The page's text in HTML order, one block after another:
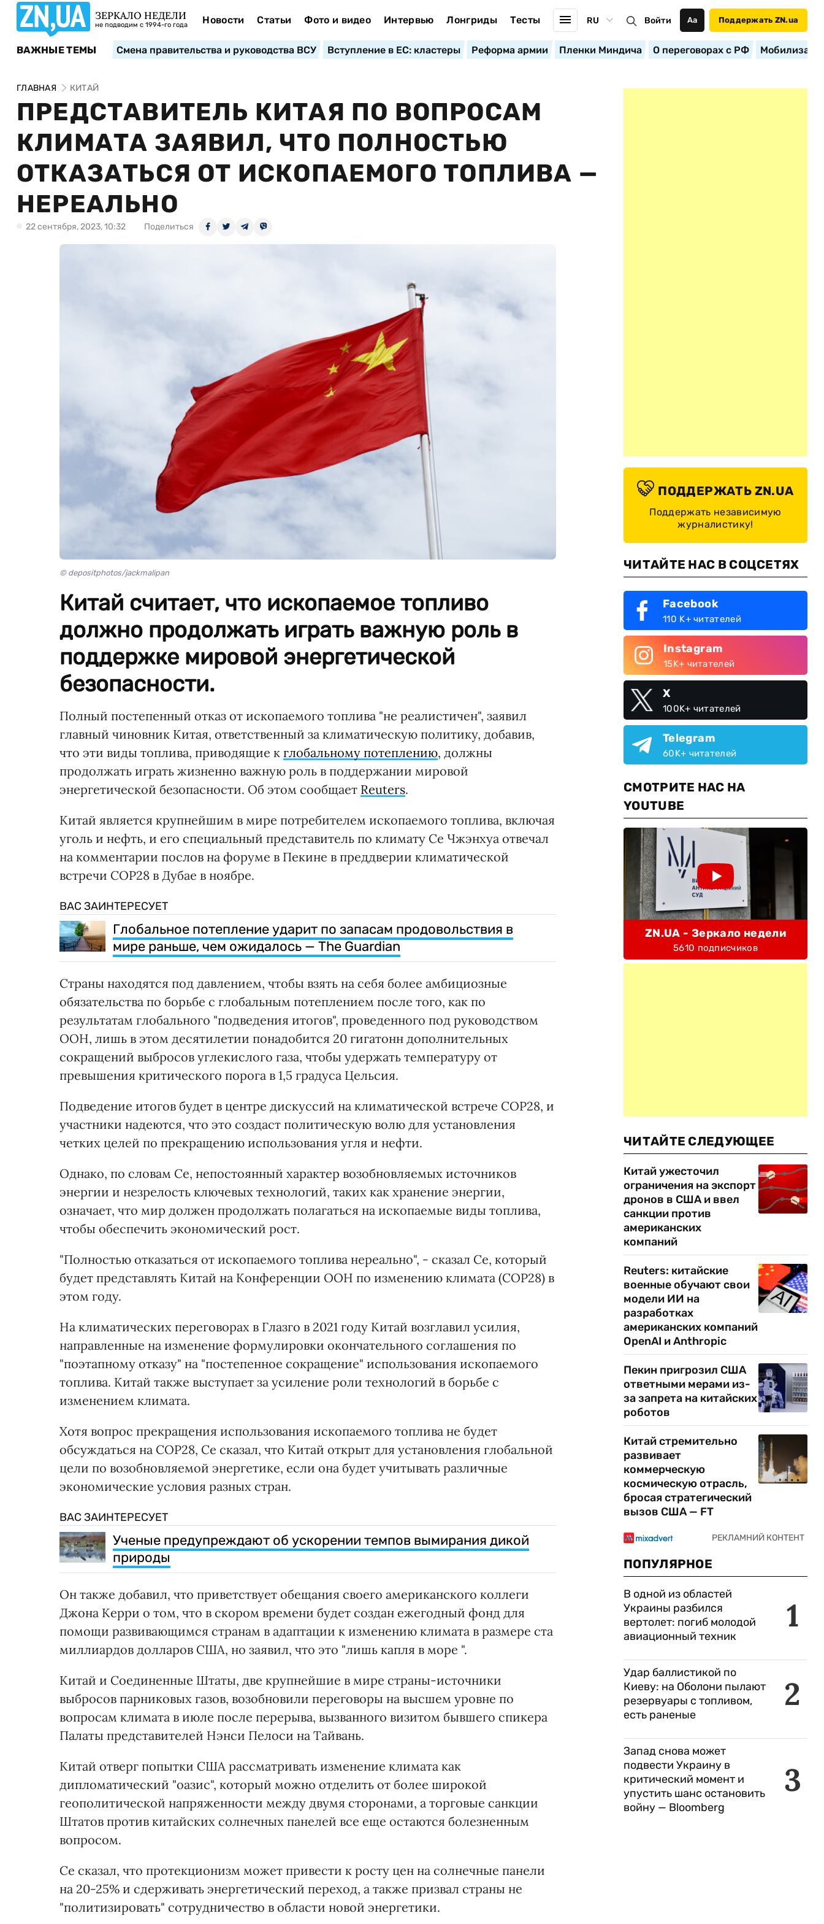
ЗЕРКАЛО НЕДЕЛИ
не подводим с 1994-го года Новости Статьи Фото и видео Интервью Лонгриды Тесты RU Войти Аа Поддержать ZN.ua
ВАЖНЫЕ ТЕМЫ Смена правительства и руководства ВСУ Вступление в ЕС: кластеры Реформа армии Пленки Миндича О переговорах с РФ
ГЛАВНАЯ КИТАЙ
ПРЕДСТАВИТЕЛЬ КИТАЯ ПО ВОПРОСАМ
КЛИМАТА ЗАЯВИЛ, ЧТО ПОЛНОСТЬЮ
ОТКАЗАТЬСЯ ОТ ИСКОПАЕМОГО ТОПЛИВА —
НЕРЕАЛЬНО
22 сентября, 2023, 10:32 Поделиться
© depositphotos/jackmalipan
Китай считает, что ископаемое топливо
должно продолжать играть важную роль в
поддержке мировой энергетической
безопасности.
Полный постепенный отказ от ископаемого топлива "не реалистичен", заявил
главный чиновник Китая, ответственный за климатическую политику, добавив,
что эти виды топлива, приводящие к глобальному потеплению, должны
продолжать играть жизненно важную роль в поддержании мировой
энергетической безопасности. Об этом сообщает Reuters.
Китай является крупнейшим в мире потребителем ископаемого топлива, включая
уголь и нефть, и его специальный представитель по климату Се Чжэнхуа отвечал
на комментарии послов на форуме в Пекине в преддверии климатической
встречи COP28 в Дубае в ноябре.
ВАС ЗАИНТЕРЕСУЕТ
Глобальное потепление ударит по запасам продовольствия в
мире раньше, чем ожидалось — The Guardian
Страны находятся под давлением, чтобы взять на себя более амбициозные
обязательства по борьбе с глобальным потеплением после того, как по
результатам глобального "подведения итогов", проведенного под руководством
ООН, лишь в этом десятилетии понадобится 20 гигатонн дополнительных
сокращений выбросов углекислого газа, чтобы удержать температуру от
превышения критического порога в 1,5 градуса Цельсия.
Подведение итогов будет в центре дискуссий на климатической встрече COP28, и
участники надеются, что это создаст политическую волю для установления
четких целей по прекращению использования угля и нефти.
Однако, по словам Се, непостоянный характер возобновляемых источников
энергии и незрелость ключевых технологий, таких как хранение энергии,
означает, что мир должен продолжать полагаться на ископаемые виды топлива,
чтобы обеспечить экономический рост.
"Полностью отказаться от ископаемого топлива нереально", - сказал Се, который
будет представлять Китай на Конференции ООН по изменению климата (COP28) в
этом году.
На климатических переговорах в Глазго в 2021 году Китай возглавил усилия,
направленные на изменение формулировки окончательного соглашения по
"поэтапному отказу" на "постепенное сокращение" использования ископаемого
топлива. Китай также выступает за усиление роли технологий в борьбе с
изменением климата.
Хотя вопрос прекращения использования ископаемого топлива не будет
обсуждаться на COP28, Се сказал, что Китай открыт для установления глобальной
цели по возобновляемой энергетике, если она будет учитывать различные
экономические условия разных стран.
ВАС ЗАИНТЕРЕСУЕТ
Ученые предупреждают об ускорении темпов вымирания дикой
природы
Он также добавил, что приветствует обещания своего американского коллеги
Джона Керри о том, что в скором времени будет создан ежегодный фонд для
помощи развивающимся странам в адаптации к изменению климата в размере ста
миллиардов долларов США, но заявил, что это "лишь капля в море ".
Китай и Соединенные Штаты, две крупнейшие в мире страны-источники
выбросов парниковых газов, возобновили переговоры на высшем уровне по
вопросам климата в июле после перерыва, вызванного визитом бывшего спикера
Палаты представителей Нэнси Пелоси на Тайвань.
Китай отверг попытки США рассматривать изменение климата как
дипломатический "оазис", который можно отделить от более широкой
геополитической напряженности между двумя сторонами, а торговые санкции
Штатов против китайских солнечных панелей все еще остаются болезненным
вопросом.
Се сказал, что протекционизм может привести к росту цен на солнечные панели
на 20-25% и сдерживать энергетический переход, а также призвал страны не
"политизировать" сотрудничество в области новой энергетики.
ПОДДЕРЖАТЬ ZN.UA
Поддержать независимую
журналистику!
ЧИТАЙТЕ НАС В СОЦСЕТЯХ
Facebook
110 K+ читателей
Instagram
15K+ читателей
X
100K+ читателей
Telegram
60K+ читателей
СМОТРИТЕ НАС НА
YOUTUBE
ZN.UA - Зеркало недели
5610 подписчиков
ЧИТАЙТЕ СЛЕДУЮЩЕЕ
Китай ужесточил
ограничения на экспорт
дронов в США и ввел
санкции против
американских
компаний
Reuters: китайские
военные обучают свои
модели ИИ на
разработках
американских компаний
OpenAI и Anthropic
Пекин пригрозил США
ответными мерами из-
за запрета на китайских
роботов
Китай стремительно
развивает
коммерческую
космическую отрасль,
бросая стратегический
вызов США — FT
ПОПУЛЯРНОЕ
1
В одной из областей
Украины разбился
вертолет: погиб молодой
авиационный техник
2
Удар баллистикой по
Киеву: на Оболони пылают
резервуары с топливом,
есть раненые
3
Запад снова может
подвести Украину в
критический момент и
упустить шанс остановить
войну — Bloomberg